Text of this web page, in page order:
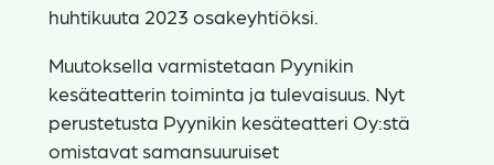
huhtikuuta 2023 osakeyhtiöksi.
Muutoksella varmistetaan Pyynikin
kesäteatterin toiminta ja tulevaisuus. Nyt
perustetusta Pyynikin kesäteatteri Oy:stä
omistavat samansuuruiset